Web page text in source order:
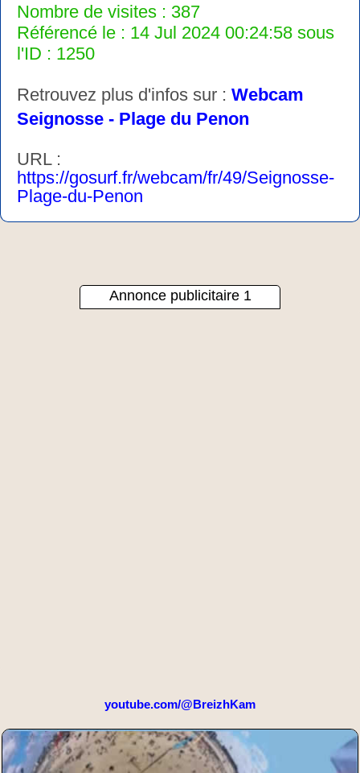
Nombre de visites : 387
Référencé le : 14 Jul 2024 00:24:58 sous
l'ID : 1250
Retrouvez plus d'infos sur : Webcam
Seignosse - Plage du Penon
URL :
https://gosurf.fr/webcam/fr/49/Seignosse-
Plage-du-Penon
Annonce publicitaire 1
youtube.com/@BreizhKam